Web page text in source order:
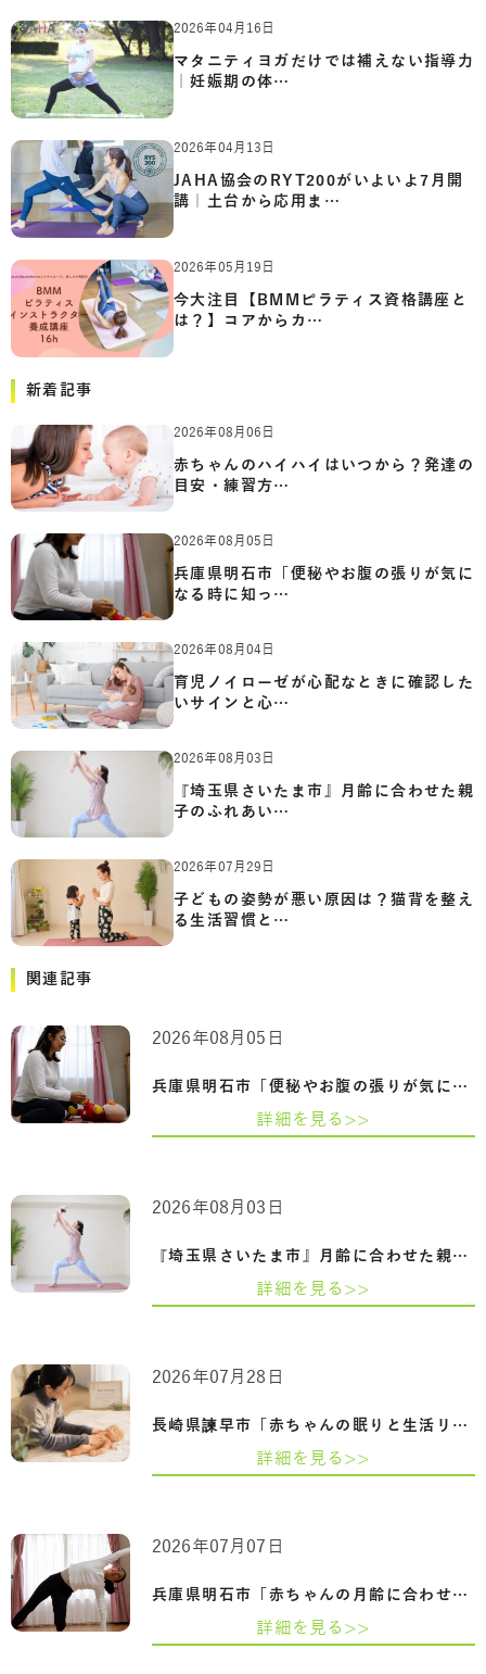
2026年04月16日
マタニティヨガだけでは補えない指導力
｜妊娠期の体…
2026年04月13日
JAHA協会のRYT200がいよいよ7月開
講｜土台から応用ま…
2026年05月19日
今大注目【BMMピラティス資格講座と
は？】コアからカ…
新着記事
2026年08月06日
赤ちゃんのハイハイはいつから？発達の
目安・練習方…
2026年08月05日
兵庫県明石市「便秘やお腹の張りが気に
なる時に知っ…
2026年08月04日
育児ノイローゼが心配なときに確認した
いサインと心…
2026年08月03日
『埼玉県さいたま市』月齢に合わせた親
子のふれあい…
2026年07月29日
子どもの姿勢が悪い原因は？猫背を整え
る生活習慣と…
関連記事
兵庫県明石市「便秘やお腹の張りが気にな…
2026年08月05日
詳細を見る>>
『埼玉県さいたま市』月齢に合わせた親子…
2026年08月03日
詳細を見る>>
長崎県諫早市「赤ちゃんの眠りと生活リズ…
2026年07月28日
詳細を見る>>
兵庫県明石市「赤ちゃんの月齢に合わせた…
2026年07月07日
詳細を見る>>